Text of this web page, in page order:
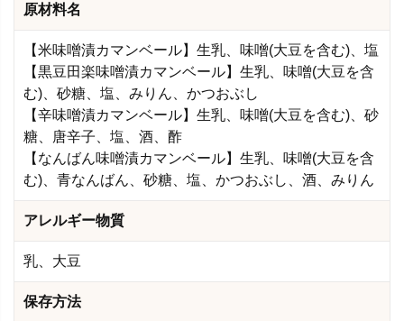
原材料名
【米味噌漬カマンベール】生乳、味噌(大豆を含む)、塩
【黒豆田楽味噌漬カマンベール】生乳、味噌(大豆を含
む)、砂糖、塩、みりん、かつおぶし
【辛味噌漬カマンベール】生乳、味噌(大豆を含む)、砂
糖、唐辛子、塩、酒、酢
【なんばん味噌漬カマンベール】生乳、味噌(大豆を含
む)、青なんばん、砂糖、塩、かつおぶし、酒、みりん
アレルギー物質
乳、大豆
保存方法